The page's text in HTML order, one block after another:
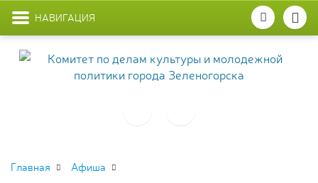
НАВИГАЦИЯ
Главная Афиша